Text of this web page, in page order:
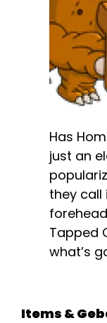
Has
just an
they call
Tapped
what’s
Items &